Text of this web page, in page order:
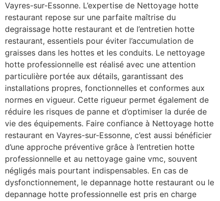
Vayres-sur-Essonne. L’expertise de Nettoyage hotte
restaurant repose sur une parfaite maîtrise du
degraissage hotte restaurant et de l’entretien hotte
restaurant, essentiels pour éviter l’accumulation de
graisses dans les hottes et les conduits. Le nettoyage
hotte professionnelle est réalisé avec une attention
particulière portée aux détails, garantissant des
installations propres, fonctionnelles et conformes aux
normes en vigueur. Cette rigueur permet également de
réduire les risques de panne et d’optimiser la durée de
vie des équipements. Faire confiance à Nettoyage hotte
restaurant en Vayres-sur-Essonne, c’est aussi bénéficier
d’une approche préventive grâce à l’entretien hotte
professionnelle et au nettoyage gaine vmc, souvent
négligés mais pourtant indispensables. En cas de
dysfonctionnement, le depannage hotte restaurant ou le
depannage hotte professionnelle est pris en charge